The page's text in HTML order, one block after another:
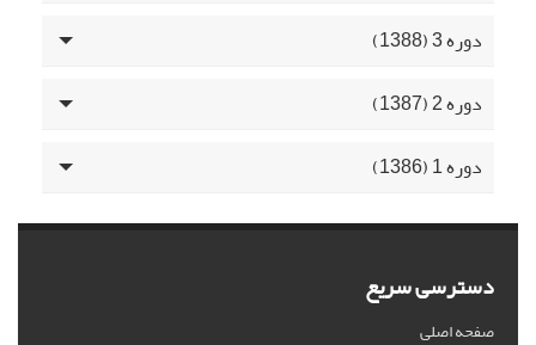
دوره 3 (1388)
دوره 2 (1387)
دوره 1 (1386)
دسترسی سریع
صفحه اصلی